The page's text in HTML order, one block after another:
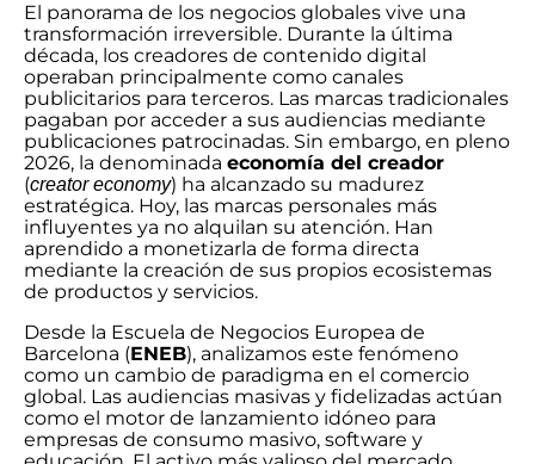
El panorama de los negocios globales vive una
transformación irreversible. Durante la última
década, los creadores de contenido digital
operaban principalmente como canales
publicitarios para terceros. Las marcas tradicionales
pagaban por acceder a sus audiencias mediante
publicaciones patrocinadas. Sin embargo, en pleno
2026, la denominada economía del creador
(creator economy) ha alcanzado su madurez
estratégica. Hoy, las marcas personales más
influyentes ya no alquilan su atención. Han
aprendido a monetizarla de forma directa
mediante la creación de sus propios ecosistemas
de productos y servicios.
Desde la Escuela de Negocios Europea de
Barcelona (ENEB), analizamos este fenómeno
como un cambio de paradigma en el comercio
global. Las audiencias masivas y fidelizadas actúan
como el motor de lanzamiento idóneo para
empresas de consumo masivo, software y